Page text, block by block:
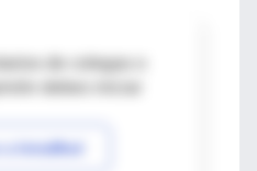
de colegas o
a IntraMed